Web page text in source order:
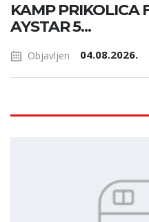
KAMP PRIKOLICA
AYSTAR 5...
Objavljen 04.08.2026.